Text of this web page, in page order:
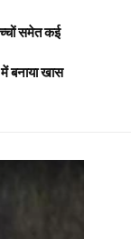
समेत कई
बनाया खास